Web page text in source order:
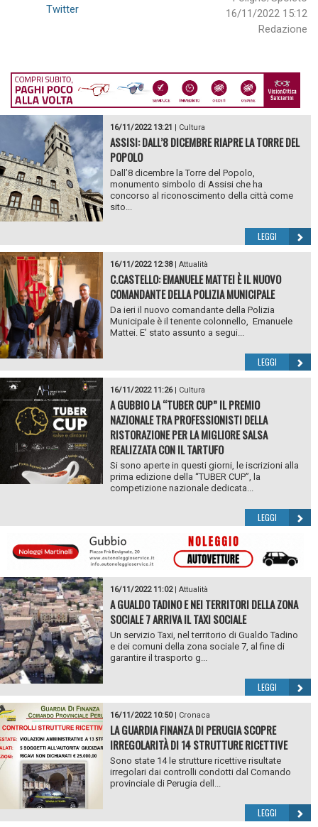
16/11/2022 15:12
Redazione
Twitter
16/11/2022 13:21 Cultura
ASSISI: DALL’8 DICEMBRE RIAPRE LA TORRE DEL
POPOLO
Dall’8 dicembre la Torre del Popolo,
monumento simbolo di Assisi che ha
concorso al riconoscimento della città come
sito...
LEGGI
16/11/2022 12:38| Attualità
C.CASTELLO: EMANUELE MATTEI È IL NUOVO
COMANDANTE DELLA POLIZIA MUNICIPALE
Da ieri il nuovo comandante della Polizia
Municipale è il tenente colonnello, Emanuele
Mattei. E’ stato assunto a segui...
LEGGI
16/11/2022 11:26| Cultura
A GUBBIO LA “TUBER CUP” IL PREMIO
NAZIONALE TRA PROFESSIONISTI DELLA
RISTORAZIONE PER LA MIGLIORE SALSA
REALIZZATA CON IL TARTUFO
Si sono aperte in questi giorni, le iscrizioni alla
prima edizione della “TUBER CUP”, la
competizione nazionale dedicata...
LEGGI
16/11/2022 11:02| Attualità
A GUALDO TADINO E NEI TERRITORI DELLA ZONA
SOCIALE 7 ARRIVA IL TAXI SOCIALE
Un servizio Taxi, nel territorio di Gualdo Tadino
e dei comuni della zona sociale 7, al fine di
garantire il trasporto g...
LEGGI
16/11/2022 10:50| Cronaca
LA GUARDIA FINANZA DI PERUGIA SCOPRE
IRREGOLARITÀ DI 14 STRUTTURE RICETTIVE
Sono state 14 le strutture ricettive risultate
irregolari dai controlli condotti dal Comando
provinciale di Perugia dell...
LEGGI